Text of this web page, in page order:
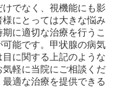
でなく、視機能にも影
にとっては大きな悩み
に適切な治療を行うこ
能です。甲状腺の病気
に関する上記のような
軽に当院にご相談くだ
適な治療を提供できる